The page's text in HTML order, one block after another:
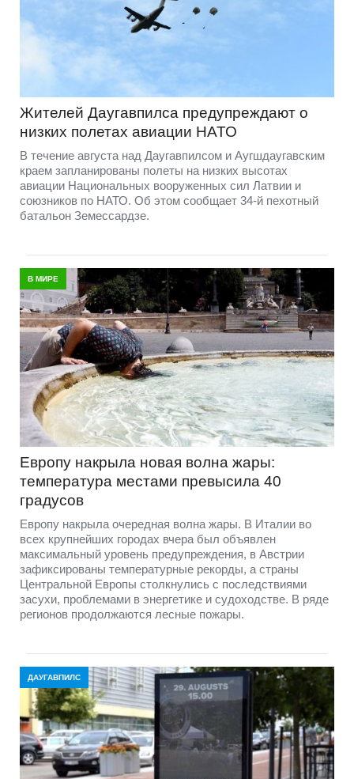
Жителей Даугавпилса предупреждают о
низких полетах авиации НАТО
В течение августа над Даугавпилсом и Аугшдаугавским
краем запланированы полеты на низких высотах
авиации Национальных вооруженных сил Латвии и
союзников по НАТО. Об этом сообщает 34-й пехотный
батальон Земессардзе.
В МИРЕ
Европу накрыла новая волна жары:
температура местами превысила 40
градусов
Европу накрыла очередная волна жары. В Италии во
всех крупнейших городах вчера был объявлен
максимальный уровень предупреждения, в Австрии
зафиксированы температурные рекорды, а страны
Центральной Европы столкнулись с последствиями
засухи, проблемами в энергетике и судоходстве. В ряде
регионов продолжаются лесные пожары.
ДАУГАВПИЛС